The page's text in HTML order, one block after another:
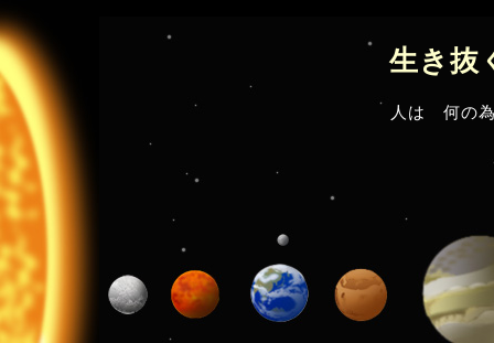
生き抜
人は 何の